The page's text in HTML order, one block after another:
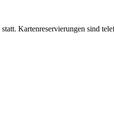
Kartenreservierungen sind